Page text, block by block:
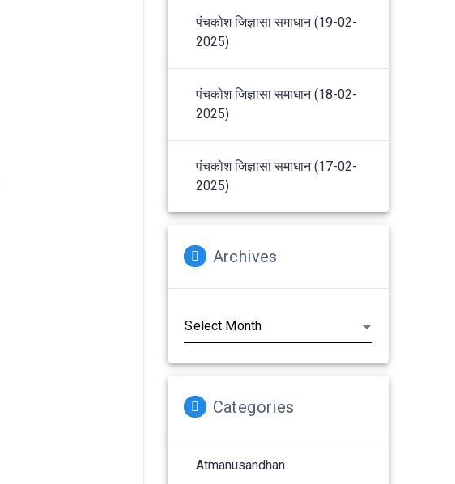
पंचकोश जिज्ञासा समाधान (19-02-
2025)
पंचकोश जिज्ञासा समाधान (18-02-
2025)
पंचकोश जिज्ञासा समाधान (17-02-
2025)
Archives
Categories
Atmanusandhan